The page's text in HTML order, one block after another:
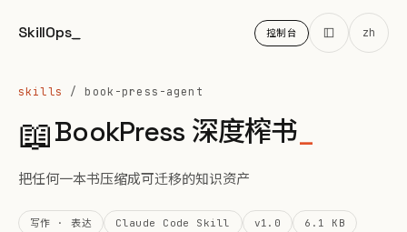
SkillOps_ 控制台 zh
skills / book-press-agent
📖BookPress 深度榨书
把任何一本书压缩成可迁移的知识资产
写作 · 表达 Claude Code Skill v1.0 6.1 KB